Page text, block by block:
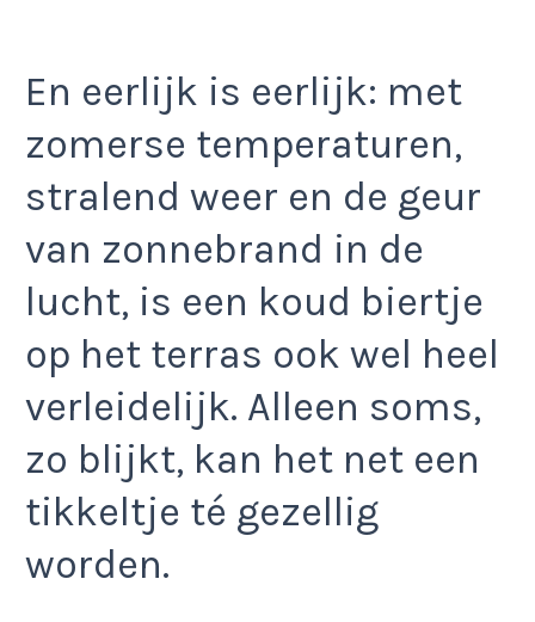
En eerlijk is eerlijk: met
zomerse temperaturen,
stralend weer en de geur
van zonnebrand in de
lucht, is een koud biertje
op het terras ook wel heel
verleidelijk. Alleen soms,
zo blijkt, kan het net een
tikkeltje té gezellig
worden.